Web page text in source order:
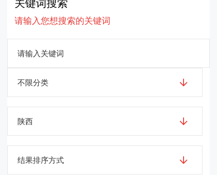
关键词搜索
请输入您想搜索的关键词
不限分类
陕西
结果排序方式